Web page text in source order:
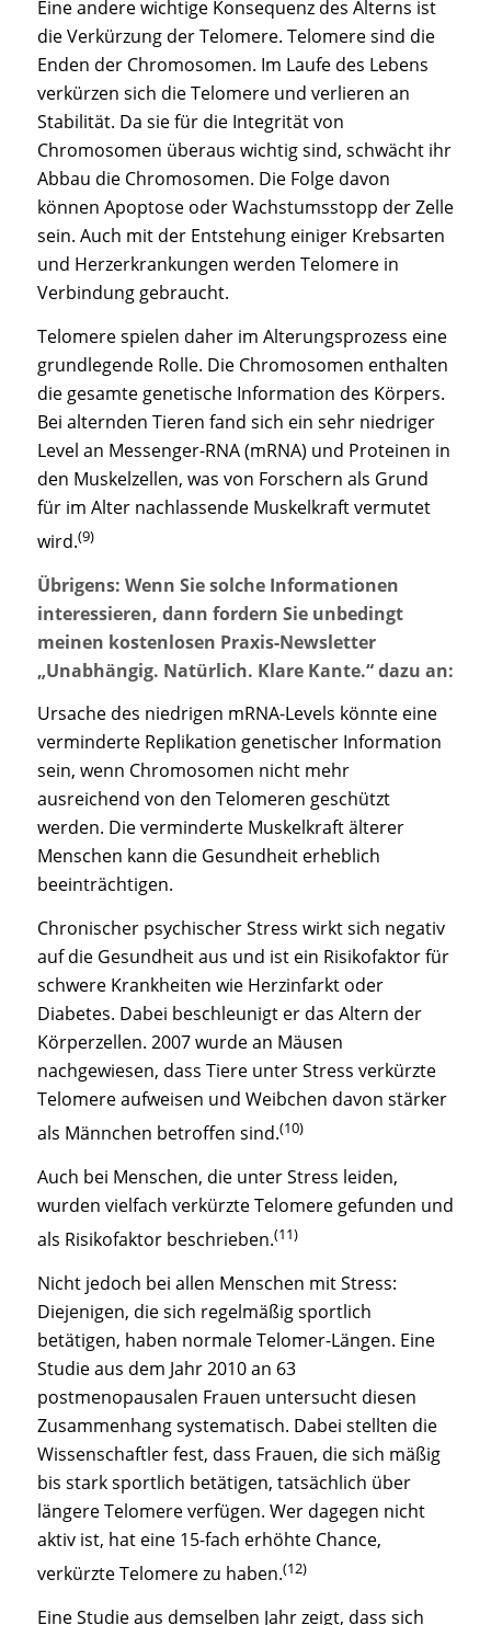
Eine andere wichtige Konsequenz des Alterns ist
die Verkürzung der Telomere. Telomere sind die
Enden der Chromosomen. Im Laufe des Lebens
verkürzen sich die Telomere und verlieren an
Stabilität. Da sie für die Integrität von
Chromosomen überaus wichtig sind, schwächt ihr
Abbau die Chromosomen. Die Folge davon
können Apoptose oder Wachstumsstopp der Zelle
sein. Auch mit der Entstehung einiger Krebsarten
und Herzerkrankungen werden Telomere in
Verbindung gebraucht.
Telomere spielen daher im Alterungsprozess eine
grundlegende Rolle. Die Chromosomen enthalten
die gesamte genetische Information des Körpers.
Bei alternden Tieren fand sich ein sehr niedriger
Level an Messenger-RNA (mRNA) und Proteinen in
den Muskelzellen, was von Forschern als Grund
für im Alter nachlassende Muskelkraft vermutet
wird.(9)
Übrigens: Wenn Sie solche Informationen
interessieren, dann fordern Sie unbedingt
meinen kostenlosen Praxis-Newsletter
„Unabhängig. Natürlich. Klare Kante.“ dazu an:
Ursache des niedrigen mRNA-Levels könnte eine
verminderte Replikation genetischer Information
sein, wenn Chromosomen nicht mehr
ausreichend von den Telomeren geschützt
werden. Die verminderte Muskelkraft älterer
Menschen kann die Gesundheit erheblich
beeinträchtigen.
Chronischer psychischer Stress wirkt sich negativ
auf die Gesundheit aus und ist ein Risikofaktor für
schwere Krankheiten wie Herzinfarkt oder
Diabetes. Dabei beschleunigt er das Altern der
Körperzellen. 2007 wurde an Mäusen
nachgewiesen, dass Tiere unter Stress verkürzte
Telomere aufweisen und Weibchen davon stärker
als Männchen betroffen sind.(10)
Auch bei Menschen, die unter Stress leiden,
wurden vielfach verkürzte Telomere gefunden und
als Risikofaktor beschrieben.(11)
Nicht jedoch bei allen Menschen mit Stress:
Diejenigen, die sich regelmäßig sportlich
betätigen, haben normale Telomer-Längen. Eine
Studie aus dem Jahr 2010 an 63
postmenopausalen Frauen untersucht diesen
Zusammenhang systematisch. Dabei stellten die
Wissenschaftler fest, dass Frauen, die sich mäßig
bis stark sportlich betätigen, tatsächlich über
längere Telomere verfügen. Wer dagegen nicht
aktiv ist, hat eine 15-fach erhöhte Chance,
verkürzte Telomere zu haben.(12)
Eine Studie aus demselben Jahr zeigt, dass sich